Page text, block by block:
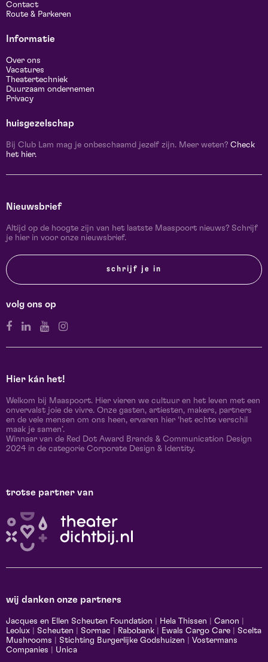
Contact
Route & Parkeren
Informatie
Over ons
Vacatures
Theatertechniek
Duurzaam ondernemen
Privacy
huisgezelschap
Bij Club Lam mag je onbeschaamd jezelf zijn. Meer weten? Check
het hier.
Nieuwsbrief
Altijd op de hoogte zijn van het laatste Maaspoort nieuws? Schrijf
je hier in voor onze nieuwsbrief.
schrijf je in
volg ons op
Hier kán het!
Welkom bij Maaspoort. Hier vieren we cultuur en het leven met een
onvervalst joie de vivre. Onze gasten, artiesten, makers, partners
en de vele mensen om ons heen, ervaren hier ‘het echte verschil
maak je samen’.
Winnaar van de Red Dot Award Brands & Communication Design
2024 in de categorie Corporate Design & Identity.
trotse partner van
wij danken onze partners
Jacques en Ellen Scheuten Foundation Hela Thissen Canon
Leolux
Scheuten Sormac Rabobank Ewals Cargo Care
Scelta
Mushrooms
Stichting Burgerlijke Godshuizen
Vostermans
Companies
Unica